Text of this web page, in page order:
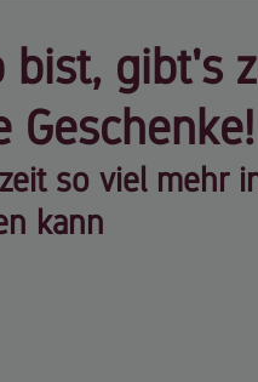
bist, gibt's
Geschenke!
so viel mehr
kann